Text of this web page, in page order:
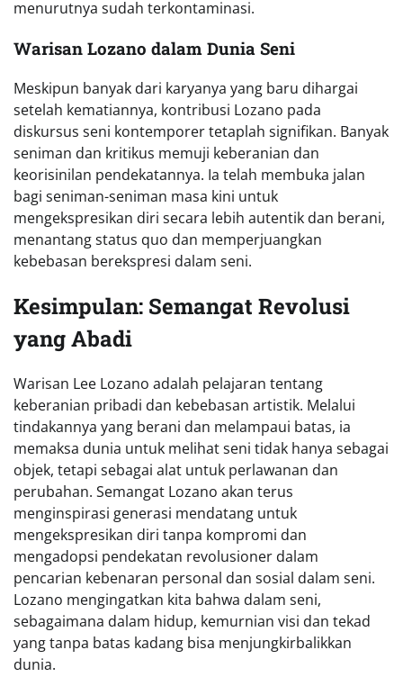
menurutnya sudah terkontaminasi.
Warisan Lozano dalam Dunia Seni
Meskipun banyak dari karyanya yang baru dihargai
setelah kematiannya, kontribusi Lozano pada
diskursus seni kontemporer tetaplah signifikan. Banyak
seniman dan kritikus memuji keberanian dan
keorisinilan pendekatannya. Ia telah membuka jalan
bagi seniman-seniman masa kini untuk
mengekspresikan diri secara lebih autentik dan berani,
menantang status quo dan memperjuangkan
kebebasan berekspresi dalam seni.
Kesimpulan: Semangat Revolusi
yang Abadi
Warisan Lee Lozano adalah pelajaran tentang
keberanian pribadi dan kebebasan artistik. Melalui
tindakannya yang berani dan melampaui batas, ia
memaksa dunia untuk melihat seni tidak hanya sebagai
objek, tetapi sebagai alat untuk perlawanan dan
perubahan. Semangat Lozano akan terus
menginspirasi generasi mendatang untuk
mengekspresikan diri tanpa kompromi dan
mengadopsi pendekatan revolusioner dalam
pencarian kebenaran personal dan sosial dalam seni.
Lozano mengingatkan kita bahwa dalam seni,
sebagaimana dalam hidup, kemurnian visi dan tekad
yang tanpa batas kadang bisa menjungkirbalikkan
dunia.